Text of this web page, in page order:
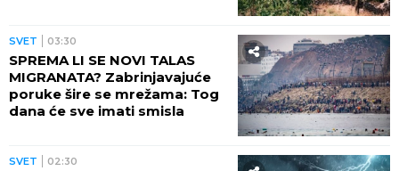
SVET 03:30
SPREMA LI SE NOVI TALAS
MIGRANATA? Zabrinjavajuće
poruke šire se mrežama: Tog
dana će sve imati smisla
SVET 02:30